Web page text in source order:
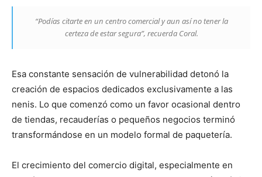
“Podías citarte en un centro comercial y aun así no tener la
certeza de estar segura”, recuerda Coral.
Esa constante sensación de vulnerabilidad detonó la
creación de espacios dedicados exclusivamente a las
nenis. Lo que comenzó como un favor ocasional dentro
de tiendas, recauderías o pequeños negocios terminó
transformándose en un modelo formal de paquetería.
El crecimiento del comercio digital, especialmente en